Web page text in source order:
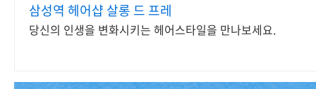
삼성역 헤어샵 살롱 드 프레
당신의 인생을 변화시키는 헤어스타일을 만나보세요.